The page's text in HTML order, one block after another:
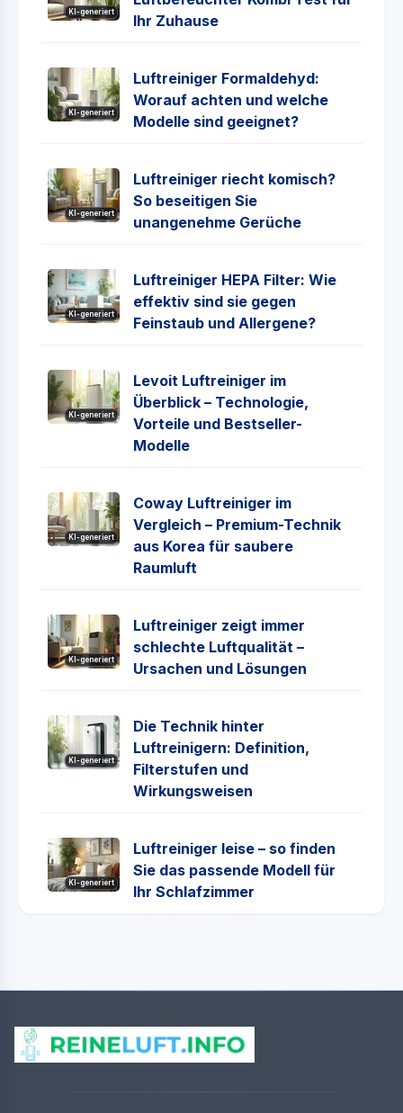
KI-generiert
Ihr Zuhause
KI-generiert
Luftreiniger Formaldehyd:
Worauf achten und welche
Modelle sind geeignet?
KI-generiert
Luftreiniger riecht komisch?
So beseitigen Sie
unangenehme Gerüche
KI-generiert
Luftreiniger HEPA Filter: Wie
effektiv sind sie gegen
Feinstaub und Allergene?
KI-generiert
Levoit Luftreiniger im
Überblick – Technologie,
Vorteile und Bestseller-
Modelle
KI-generiert
Coway Luftreiniger im
Vergleich – Premium-Technik
aus Korea für saubere
Raumluft
KI-generiert
Luftreiniger zeigt immer
schlechte Luftqualität –
Ursachen und Lösungen
KI-generiert
Die Technik hinter
Luftreinigern: Definition,
Filterstufen und
Wirkungsweisen
KI-generiert
Luftreiniger leise – so finden
Sie das passende Modell für
Ihr Schlafzimmer